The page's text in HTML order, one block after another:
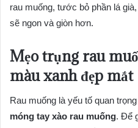
rau muống, tước bỏ phần lá
sẽ ngon và giòn hơn.
Mẹo trụng rau
màu xanh đẹp mắt
Rau muống là yếu tố quan
móng tay xào rau muống. Để